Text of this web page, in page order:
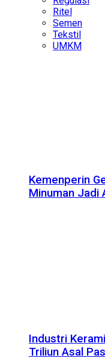
Ritel
Semen
Tekstil
UMKM
Kemenperin
Minuman Jadi
Industri
Triliun Asal